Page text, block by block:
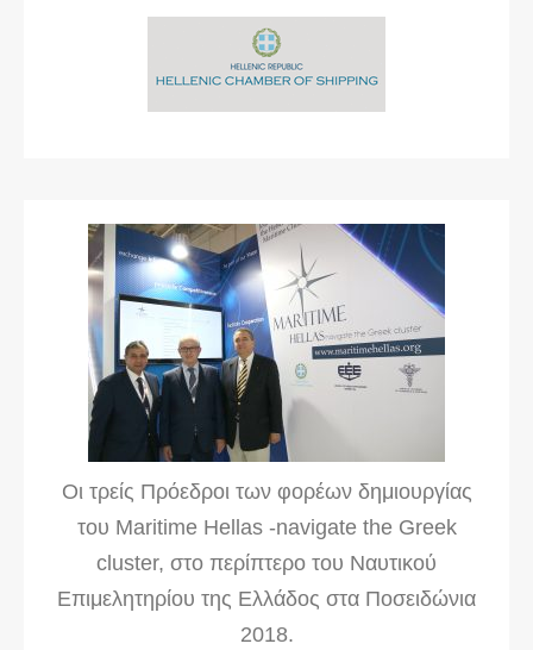
Οι τρείς Πρόεδροι των φορέων δημιουργίας
του Maritime Hellas -navigate the Greek
cluster, στο περίπτερο του Ναυτικού
Επιμελητηρίου της Ελλάδος στα Ποσειδώνια
2018.